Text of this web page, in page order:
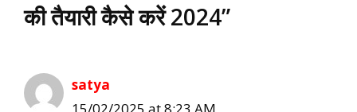
की तैयारी कैसे करें 2024”
satya
15/02/2025 at 8:23 AM